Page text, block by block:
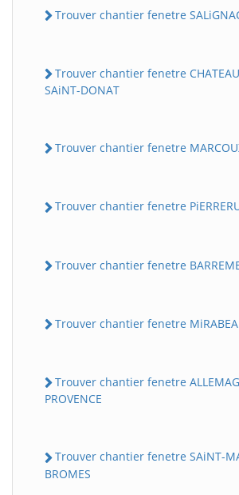
Trouver chantier fenetre
Trouver chantier fenetre
SAiNT-DONAT
Trouver chantier fenetre
Trouver chantier fenetre
Trouver chantier fenetre
Trouver chantier fenetre
Trouver chantier fenetre
PROVENCE
Trouver chantier fenetre SAiNT-
BROMES